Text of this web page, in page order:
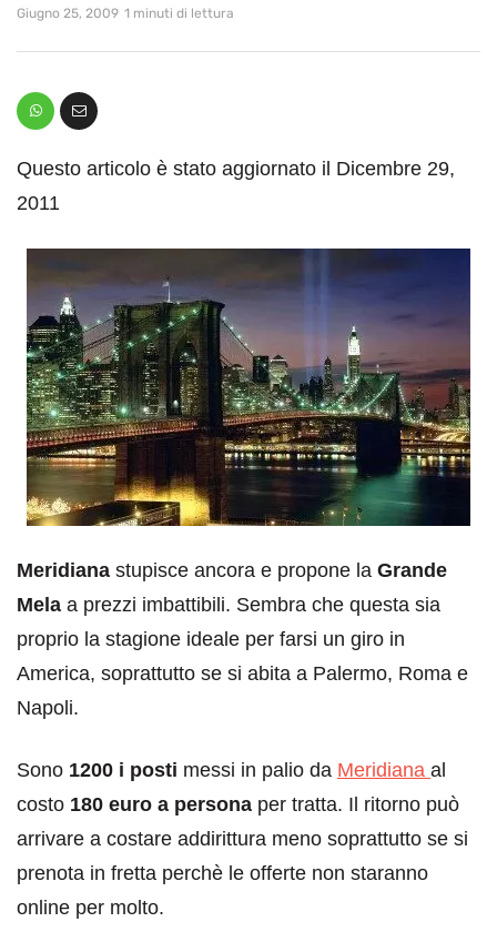
Giugno 25, 2009 1 minuti di lettura
Questo articolo è stato aggiornato il Dicembre 29,
2011
Meridiana stupisce ancora e propone la Grande
Mela a prezzi imbattibili. Sembra che questa sia
proprio la stagione ideale per farsi un giro in
America, soprattutto se si abita a Palermo, Roma e
Napoli.
Sono 1200 i posti messi in palio da Meridiana al
costo 180 euro a persona per tratta. Il ritorno può
arrivare a costare addirittura meno soprattutto se si
prenota in fretta perchè le offerte non staranno
online per molto.